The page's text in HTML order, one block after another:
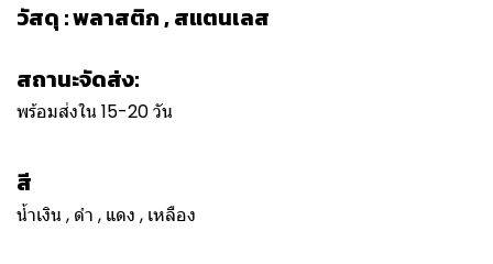
วัสดุ : พลาสติก , สแตนเลส
สถานะจัดส่ง:
พร้อมส่งใน 15-20 วัน
สี
น้ำเงิน , ดำ , แดง , เหลือง